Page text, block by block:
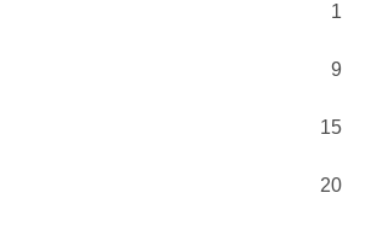
1
9
15
20